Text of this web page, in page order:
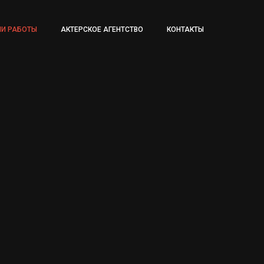
РАБОТЫ АКТЕРСКОЕ АГЕНТСТВО КОНТАКТЫ